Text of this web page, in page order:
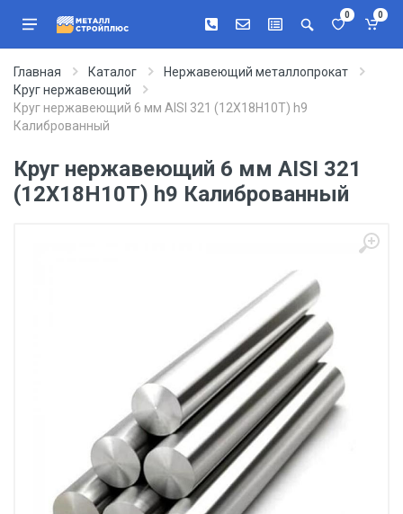
0 0
Главная Каталог
Нержавеющий металлопрокат
Круг нержавеющий
Круг нержавеющий 6 мм AISI 321 (12Х18Н10Т) h9
Калиброванный
Круг нержавеющий 6 мм AISI 321
(12Х18Н10Т) h9 Калиброванный